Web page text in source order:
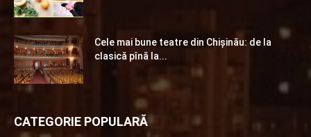
Cele mai bune teatre din Chişinău: de la
clasică pînă la...
CATEGORIE POPULARĂ